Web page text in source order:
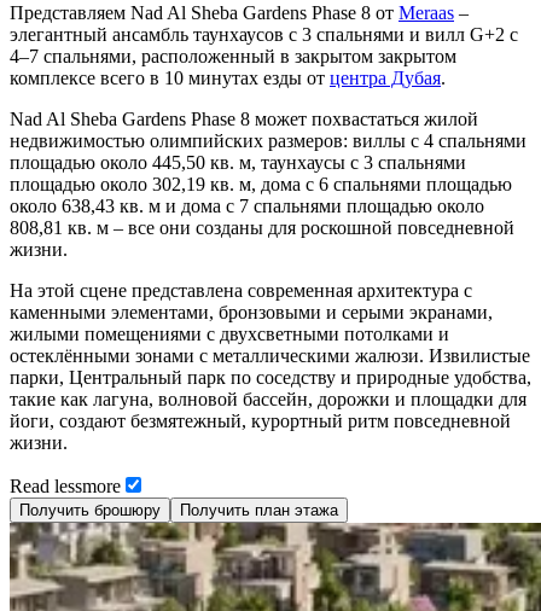
Представляем Nad Al Sheba Gardens Phase 8 от Meraas –
элегантный ансамбль таунхаусов с 3 спальнями и вилл G+2 с
4–7 спальнями, расположенный в закрытом закрытом
комплексе всего в 10 минутах езды от центра Дубая.
Nad Al Sheba Gardens Phase 8 может похвастаться жилой
недвижимостью олимпийских размеров: виллы с 4 спальнями
площадью около 445,50 кв. м, таунхаусы с 3 спальнями
площадью около 302,19 кв. м, дома с 6 спальнями площадью
около 638,43 кв. м и дома с 7 спальнями площадью около
808,81 кв. м – все они созданы для роскошной повседневной
жизни.
На этой сцене представлена современная архитектура с
каменными элементами, бронзовыми и серыми экранами,
жилыми помещениями с двухсветными потолками и
остеклёнными зонами с металлическими жалюзи. Извилистые
парки, Центральный парк по соседству и природные удобства,
такие как лагуна, волновой бассейн, дорожки и площадки для
йоги, создают безмятежный, курортный ритм повседневной
жизни.
Read lessmore
Получить брошюру Получить план этажа